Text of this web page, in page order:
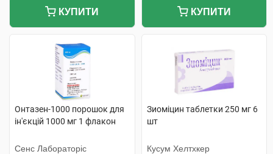
КУПИТИ КУПИТИ
Онтазен-1000 порошок для
ін'єкцій 1000 мг 1 флакон
Сенс Лабораторіс
Зиоміцин таблетки 250 мг 6
шт
Кусум Хелтхкер